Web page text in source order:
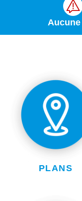
PLANS